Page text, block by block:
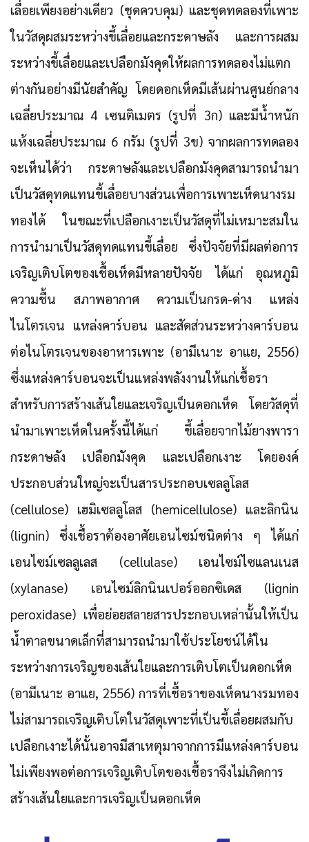
เลื่อยเพียงอย่างเดียว (ชุดควบคุม) และชุดทดลองที่เพาะ
ในวัสดุผสมระหว่างขี้เลื่อยและกระดาษลัง และการผสม
ระหว่างขี้เลื่อยและเปลือกมังคุดให้ผลการทดลองไม่แตก
ต่างกันอย่างมีนัยสำคัญ โดยดอกเห็ดมีเส้นผ่านศูนย์กลาง
เฉลี่ยประมาณ 4 เซนติเมตร (รูปที่ 3ก) และมีน้ำหนัก
แห้งเฉลี่ยประมาณ 6 กรัม (รูปที่ 3ข) จากผลการทดลอง
จะเห็นได้ว่า กระดาษลังและเปลือกมังคุดสามารถนำมา
เป็นวัสดุทดแทนขี้เลื่อยบางส่วนเพื่อการเพาะเห็ดนางรม
ทองได้ ในขณะที่เปลือกเงาะเป็นวัสดุที่ไม่เหมาะสมใน
การนำมาเป็นวัสดุทดแทนขี้เลื่อย ซึ่งปัจจัยที่มีผลต่อการ
เจริญเติบโตของเชื้อเห็ดมีหลายปัจจัย ได้แก่ อุณหภูมิ
ความชื้น สภาพอากาศ ความเป็นกรด-ด่าง แหล่ง
ไนโตรเจน แหล่งคาร์บอน และสัดส่วนระหว่างคาร์บอน
ต่อไนโตรเจนของอาหารเพาะ (อามีเนาะ อาแย, 2556)
ซึ่งแหล่งคาร์บอนจะเป็นแหล่งพลังงานให้แก่เชื้อรา
สำหรับการสร้างเส้นใยและเจริญเป็นดอกเห็ด โดยวัสดุที่
นำมาเพาะเห็ดในครั้งนี้ได้แก่ ขี้เลื่อยจากไม้ยางพารา
กระดาษลัง เปลือกมังคุด และเปลือกเงาะ โดยองค์
ประกอบส่วนใหญ่จะเป็นสารประกอบเซลลูโลส
(cellulose) เฮมิเซลลูโลส (hemicellulose) และลิกนิน
(lignin) ซึ่งเชื้อราต้องอาศัยเอนไซม์ชนิดต่าง ๆ ได้แก่
เอนไซม์เซลลูเลส (cellulase) เอนไซม์ไซแลนเนส
(xylanase) เอนไซม์ลิกนินเปอร์ออกซิเดส (lignin
peroxidase) เพื่อย่อยสลายสารประกอบเหล่านั้นให้เป็น
น้ำตาลขนาดเล็กที่สามารถนำมาใช้ประโยชน์ได้ใน
ระหว่างการเจริญของเส้นใยและการเติบโตเป็นดอกเห็ด
(อามีเนาะ อาแย, 2556) การที่เชื้อราของเห็ดนางรมทอง
ไม่สามารถเจริญเติบโตในวัสดุเพาะที่เป็นขี้เลื่อยผสมกับ
เปลือกเงาะได้นั้นอาจมีสาเหตุมาจากการมีแหล่งคาร์บอน
ไม่เพียงพอต่อการเจริญเติบโตของเชื้อราจึงไม่เกิดการ
สร้างเส้นใยและการเจริญเป็นดอกเห็ด